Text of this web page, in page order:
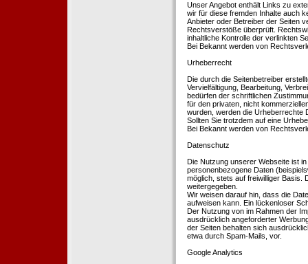
Unser Angebot enthält Links zu
wir für diese fremden Inhalte auch
Anbieter oder Betreiber der Seiten
Rechtsverstöße überprüft.
inhaltliche Kontrolle der verlinkten
Bei Bekannt werden von
Urheberrecht
Die durch die Seitenbetreiber
Vervielfältigung, Bearbeitung,
bedürfen der schriftlichen
für den privaten, nicht
wurden, werden die Urheberrechte
Sollten Sie trotzdem auf eine
Bei Bekannt werden von
Datenschutz
Die Nutzung unserer Webseite ist
personenbezogene Daten
möglich, stets auf freiwilliger Basis.
weitergegeben.
Wir weisen darauf hin, dass die
aufweisen kann. Ein lückenloser
Der Nutzung von im Rahmen der
ausdrücklich angeforderter
der Seiten behalten sich
etwa durch Spam-Mails, vor.
Google Analytics